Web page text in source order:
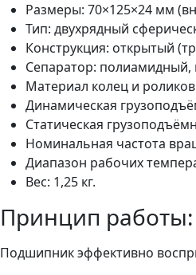
Размеры: 70×125×24 мм
Тип: двухрядный
Конструкция: открытый
Сепаратор: полиамидный,
Материал колец и
Динамическая
Статическая
Номинальная частота
Диапазон рабочих
Вес: 1,25 кг.
Принцип работы:
Подшипник эффективно